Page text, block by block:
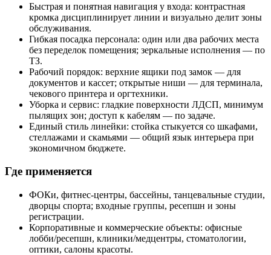
Быстрая и понятная навигация у входа: контрастная
кромка дисциплинирует линии и визуально делит зоны
обслуживания.
Гибкая посадка персонала: один или два рабочих места
без переделок помещения; зеркальные исполнения — по
ТЗ.
Рабочий порядок: верхние ящики под замок — для
документов и кассет; открытые ниши — для терминала,
чекового принтера и оргтехники.
Уборка и сервис: гладкие поверхности ЛДСП, минимум
пылящих зон; доступ к кабелям — по задаче.
Единый стиль линейки: стойка стыкуется со шкафами,
стеллажами и скамьями — общий язык интерьера при
экономичном бюджете.
Где применяется
ФОКи, фитнес-центры, бассейны, танцевальные студии,
дворцы спорта; входные группы, ресепшн и зоны
регистрации.
Корпоративные и коммерческие объекты: офисные
лобби/ресепшн, клиники/медцентры, стоматологии,
оптики, салоны красоты.